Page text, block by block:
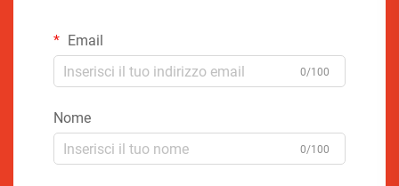
Email
0/100
Nome
0/100